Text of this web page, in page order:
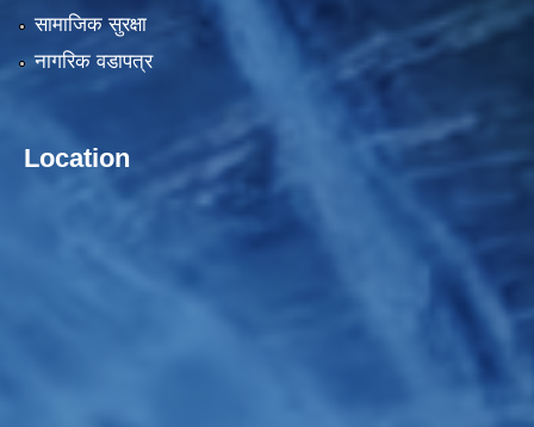
सामाजिक सुरक्षा
नागरिक वडापत्र
Location